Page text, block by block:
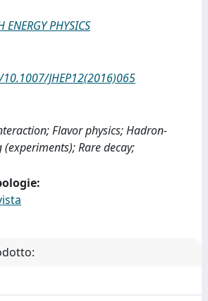
PHYSICS
JHEP12(2016)065
Flavor physics; Hadron-
Rare decay;